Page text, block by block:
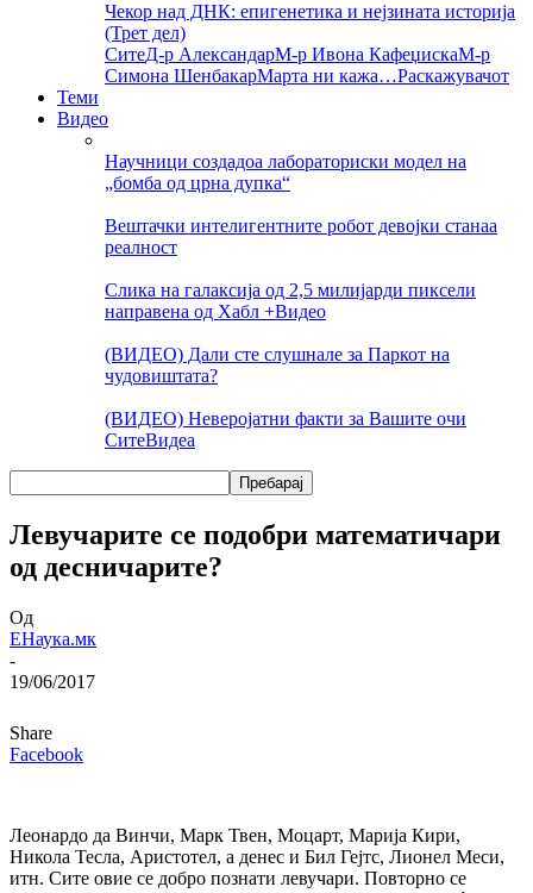
Чекор над ДНК: епигенетика и нејзината историја
(Трет дел)
СитеД-р АлександарМ-р Ивона КафеџискаМ-р
Симона ШенбакарМарта ни кажа…Раскажувачот
Теми
Видео
Научници создадоа лабораториски модел на
„бомба од црна дупка“
Вештачки интелигентните робот девојки станаа
реалност
Слика на галаксија од 2,5 милијарди пиксели
направена од Хабл +Видео
(ВИДЕО) Дали сте слушнале за Паркот на
чудовиштата?
(ВИДЕО) Неверојатни факти за Вашите очи
СитеВидеа
Левучарите се подобри математичари
од десничарите?
Од
ЕНаука.мк
-
19/06/2017
Share
Facebook
Леонардо да Винчи, Марк Твен, Моцарт, Марија Кири,
Никола Тесла, Аристотел, а денес и Бил Гејтс, Лионел Меси,
итн. Сите овие се добро познати левучари. Повторно се